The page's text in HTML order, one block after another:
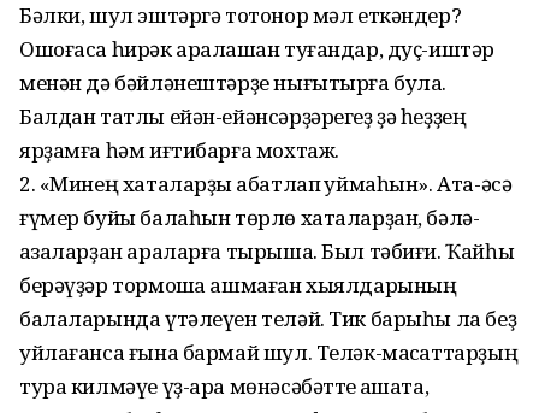
Бәлки, шул эштәргә тотонор мәл еткәндер?
Ошоғаса һирәк аралашҡан туғандар, дуҫ-иштәр
менән дә бәйләнештәрҙе нығытырға була.
Балдан татлы ейән-ейәнсәрҙәрегеҙ ҙә һеҙҙең
ярҙамға һәм иғтибарға мохтаж.
2. «Минең хаталарҙы ҡабатлап ҡуймаһын». Ата-әсә
ғүмер буйы балаһын төрлө хаталарҙан, бәлә-
ҡазаларҙан араларға тырыша. Был тәбиғи. Ҡайһы
берәүҙәр тормошҡа ашмаған хыялдарының
балаларында үтәлеүен теләй. Тик барыһы ла беҙ
уйлағанса ғына бармай шул. Теләк-маҡсаттарҙың
тура килмәүе үҙ-ара мөнәсәбәтте ҡаҡшата,